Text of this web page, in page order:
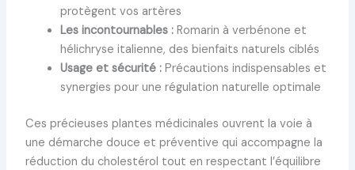
protègent vos artères
Les incontournables :Romarin à verbénone et
hélichryse italienne, des bienfaits naturels ciblés
Usage et sécurité :Précautions indispensables et
synergies pour une régulation naturelle optimale
Ces précieuses plantes médicinales ouvrent la voie à
une démarche douce et préventive qui accompagne la
réduction du cholestérol tout en respectant l’équilibre